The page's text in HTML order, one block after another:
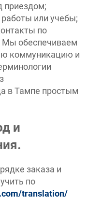
приездом;
или учебы;
по
Мы обеспечиваем
коммуникацию и
в Тампе простым
и
заказа и
по
translation/